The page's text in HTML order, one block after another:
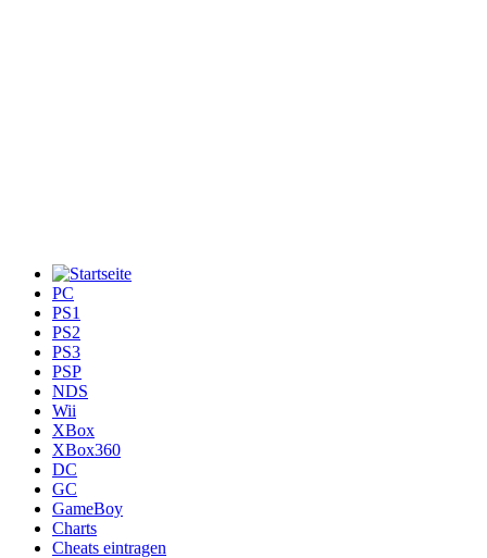
PC
PS1
PS2
PS3
PSP
NDS
Wii
XBox
XBox360
DC
GC
GameBoy
Charts
Cheats eintragen